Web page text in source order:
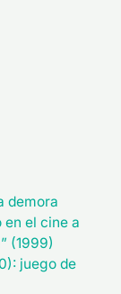
demora
en el cine a
(1999)
juego de